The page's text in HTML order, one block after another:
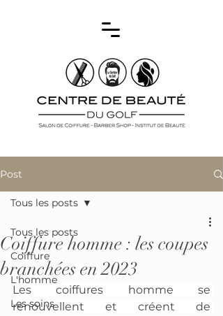
Post
Tous les posts
Coiffure
L'homme
Les soins
Tous les posts
Coiffure homme : les coupes
branchées en 2023
Les coiffures homme se
renouvellent et créent de